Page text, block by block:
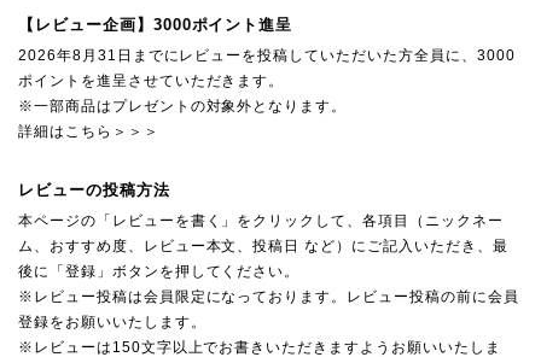
【レビュー企画】3000ポイント進呈
2026年8月31日までにレビューを投稿していただいた方全員に、3000
ポイントを進呈させていただきます。
※一部商品はプレゼントの対象外となります。
詳細はこちら＞＞＞
レビューの投稿方法
本ページの「レビューを書く」をクリックして、各項目（ニックネー
ム、おすすめ度、レビュー本文、投稿日 など）にご記入いただき、最
後に「登録」ボタンを押してください。
※レビュー投稿は会員限定になっております。レビュー投稿の前に会員
登録をお願いいたします。
※レビューは150文字以上でお書きいただきますようお願いいたしま